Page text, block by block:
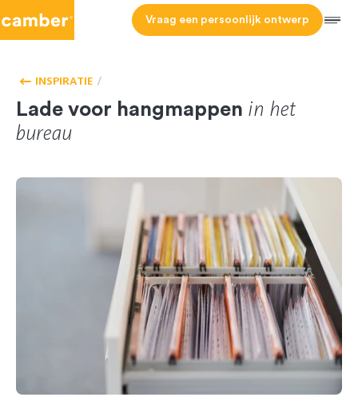
Vraag een persoonlijk ontwerp Menu
INSPIRATIE
Lade voor hangmappen in het
bureau